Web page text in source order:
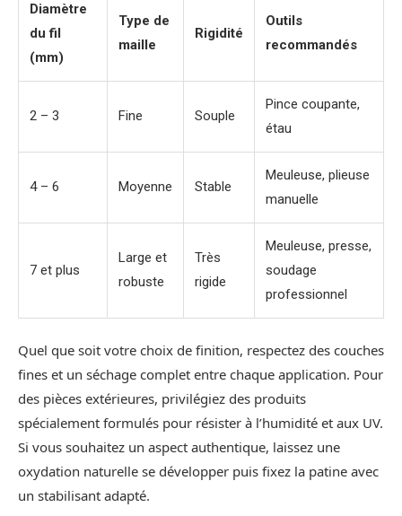
Diamètre
du fil
(mm)
Type de
maille
Rigidité
Outils
recommandés
2 – 3 Fine Souple
Pince coupante,
étau
4 – 6 Moyenne Stable
Meuleuse, plieuse
manuelle
7 et plus
Large et
robuste
Très
rigide
Meuleuse, presse,
soudage
professionnel
Quel que soit votre choix de finition, respectez des couches
fines et un séchage complet entre chaque application. Pour
des pièces extérieures, privilégiez des produits
spécialement formulés pour résister à l’humidité et aux UV.
Si vous souhaitez un aspect authentique, laissez une
oxydation naturelle se développer puis fixez la patine avec
un stabilisant adapté.